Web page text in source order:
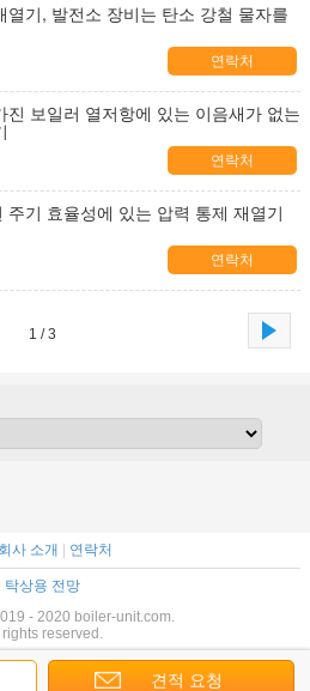
열기, 발전소 장비는 탄소 강철 물자를
연락처
진 보일러 열저항에 있는 이음새가 없는
연락처
주기 효율성에 있는 압력 통제 재열기
연락처
1 / 3
견적 요청
회사 소개 연락처
탁상용 전망
- 2020 boiler-unit.com.
reserved.